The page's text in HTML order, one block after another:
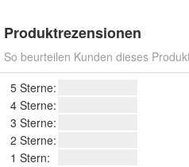
Produktrezensionen
So beurteilen Kunden dieses
5 Sterne:
4 Sterne:
3 Sterne:
2 Sterne:
1 Stern: